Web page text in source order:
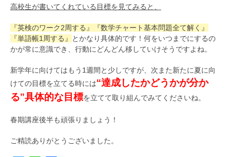
高校生が書いてくれている目標を見てみると、
『英検のワーク2周する』
『数学チャート基本問題全て解く』
『単語帳1周する』
とかなり具体的です！何をいつまでにするの
かが常に意識でき、行動にどんどん移していけそうですよね。
新学年に向けてはもう1週間と少しですが、次また新たに夏に向
けての目標を立てる時には“達成したかどうかが分か
る”具体的な目標を立てて取り組んでみてくださいね。
春期講座後半も頑張りましょう！
ご精読ありがとうございました。